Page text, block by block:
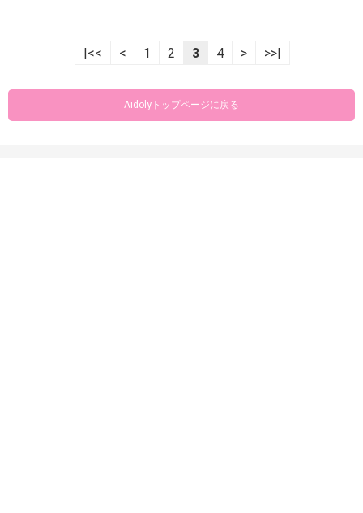
|<< < 1 2 3 4 > >>|
Aidolyトップページに戻る